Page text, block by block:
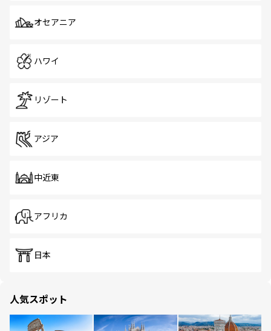
オセアニア
ハワイ
リゾート
アジア
中近東
アフリカ
日本
人気スポット